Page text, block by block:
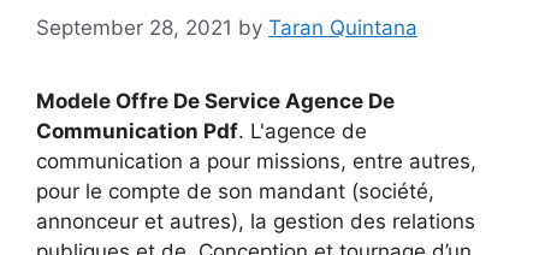
September 28, 2021 by Taran Quintana
Modele Offre De Service Agence De
Communication Pdf. L'agence de
communication a pour missions, entre autres,
pour le compte de son mandant (société,
annonceur et autres), la gestion des relations